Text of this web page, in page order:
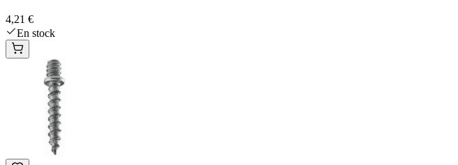
4,21 €
En stock